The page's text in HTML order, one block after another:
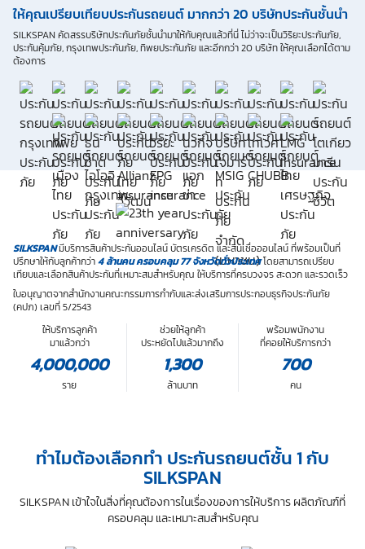
โดยข้าพเจ้าให้ถือเอาการกดเลือก “ให้ความยินยอม” ในช่องสนทนา เป็นการ
แสดงเจตนายินยอมของข้าพเจ้าแทนการลงลายมือชื่อเป็นหลักฐาน
ให้คุณเปรียบเทียบประกันรถยนต์ มากกว่า 20 บริษัทประกันชั้นนำ
SILKSPAN คัดสรรบริษัทประกันภัยชั้นนำมาให้กับคุณแล้วที่นี่ ไม่ว่าจะเป็นวิริยะประกันภัย,
ประกันคุ้มภัย, กรุงเทพประกันภัย, ทิพยประกันภัย และอีกกว่า 20 บริษัท ให้คุณเลือกได้ตาม
ต้องการ
SILKSPANมีบริการสินค้าประกันออนไลน์ บัตรเครดิต และสินเชื่อออนไลน์ ที่พร้อมเป็นที่
ปรึกษาให้กับลูกค้ากว่า4 ล้านคน ครอบคลุม77 จังหวัดทั่วประเทศโดยสามารถเปรียบ
เทียบและเลือกสินค้าประกันที่เหมาะสมสำหรับคุณ ให้บริการที่ครบวงจร สะดวก และรวดเร็ว
ใบอนุญาตจากสำนักงานคณะกรรมการกำกับและส่งเสริมการประกอบธุรกิจประกันภัย
(คปภ) เลขที่ 5/2543
ให้บริการลูกค้า
มาแล้วกว่า
4,000,000
ราย
ช่วยให้ลูกค้า
ประหยัดไปแล้วมากถึง
1,300
ล้านบาท
พร้อมพนักงาน
ที่คอยให้บริการกว่า
700
คน
ทำไมต้องเลือกทำ ประกันรถยนต์ชั้น 1 กับ
SILKSPAN
SILKSPAN เข้าใจในสิ่งที่คุณต้องการในเรื่องของการให้บริการ ผลิตภัณฑ์ที่
ครอบคลุม และเหมาะสมสำหรับคุณ